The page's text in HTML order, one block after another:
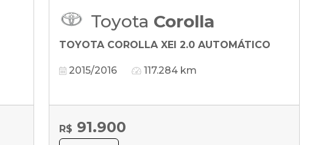
Toyota Corolla
TOYOTA COROLLA XEI 2.0 AUTOMÁTICO
2015/2016 117.284 km
R$ 91.900